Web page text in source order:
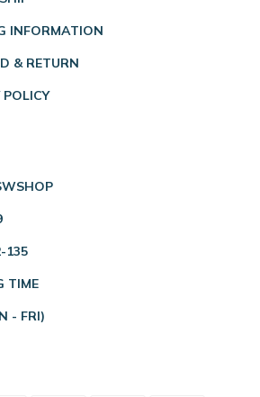
INFORMATION
& RETURN
135
TIME
- FRI)